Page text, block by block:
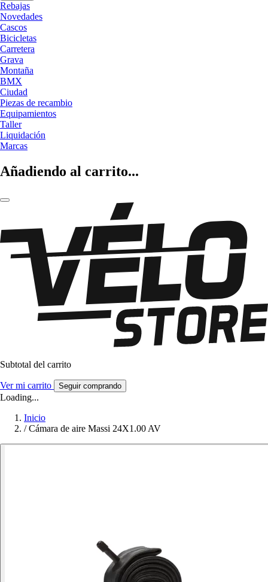
Rebajas
Novedades
Cascos
Bicicletas
Carretera
Grava
Montaña
BMX
Ciudad
Piezas de recambio
Equipamientos
Taller
Liquidación
Marcas
Añadiendo al carrito...
Subtotal del carrito
Ver mi carrito Seguir comprando
Loading...
Inicio
/ Cámara de aire Massi 24X1.00 AV